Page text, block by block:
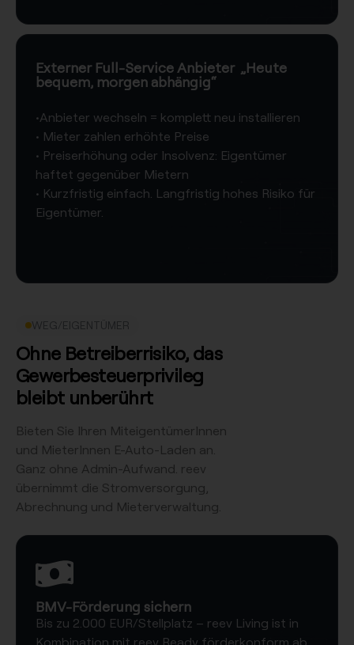
Externer Full-Service Anbieter ​ „Heute
bequem, morgen abhängig“​
​•Anbieter wechseln = komplett neu installieren
​• Mieter zahlen erhöhte Preise
​• Preiserhöhung oder Insolvenz: Eigentümer
haftet gegenüber Mietern​
​• Kurzfristig einfach. Langfristig hohes Risiko für
Eigentümer.
WEG/EIGENTÜMER
Ohne Betreiberrisiko, das
Gewerbesteuerprivileg
bleibt unberührt
Bieten Sie Ihren MiteigentümerInnen
und MieterInnen E-Auto-Laden an.
Ganz ohne Admin-Aufwand. reev
übernimmt die Stromversorgung,
Abrechnung und Mieterverwaltung.
BMV-Förderung sichern
Bis zu 2.000 EUR/Stellplatz – reev Living ist in
Kombination mit reev Ready förderkonform ab